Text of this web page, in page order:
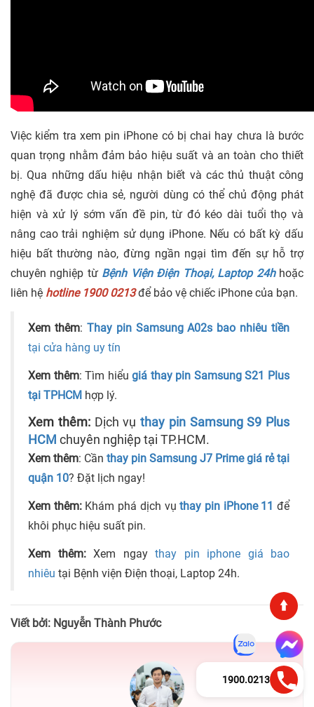
Việc kiểm tra xem pin iPhone có bị chai hay chưa là bước
quan trọng nhằm đảm bảo hiệu suất và an toàn cho thiết
bị. Qua những dấu hiệu nhận biết và các thủ thuật công
nghệ đã được chia sẻ, người dùng có thể chủ động phát
hiện và xử lý sớm vấn đề pin, từ đó kéo dài tuổi thọ và
nâng cao trải nghiệm sử dụng iPhone. Nếu có bất kỳ dấu
hiệu bất thường nào, đừng ngần ngại tìm đến sự hỗ trợ
chuyên nghiệp từ Bệnh Viện Điện Thoại, Laptop 24h hoặc
liên hệ hotline 1900 0213để bảo vệ chiếc iPhone của bạn.
Xem thêm: Thay pin Samsung A02s bao nhiêu tiền
tại cửa hàng uy tín
Xem thêm: Tìm hiểugiá thay pin Samsung S21 Plus
tại TPHCM hợp lý.
Xem thêm:Dịch vụ thay pin Samsung S9 Plus
HCM chuyên nghiệp tại TP.HCM.
Xem thêm: Cần thay pin Samsung J7 Prime giá rẻ tại
quận 10? Đặt lịch ngay!
Xem thêm:Khám phá dịch vụthay pin iPhone 11 để
khôi phục hiệu suất pin.
Xem thêm:Xem ngay thay pin iphone giá bao
nhiêu tại Bệnh viện Điện thoại, Laptop 24h.
Viết bởi: Nguyễn Thành Phước
1900.0213